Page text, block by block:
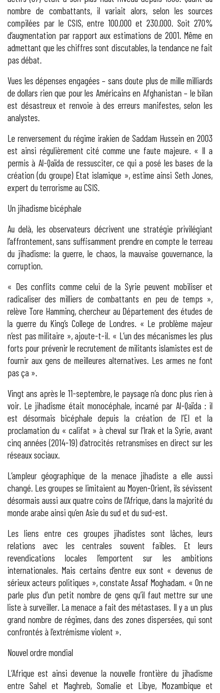
nombre de combattants, il variait alors, selon les sources
compilées par le CSIS, entre 100.000 et 230.000. Soit 270%
d’augmentation par rapport aux estimations de 2001. Même en
admettant que les chiffres sont discutables, la tendance ne fait
pas débat.
Vues les dépenses engagées – sans doute plus de mille milliards
de dollars rien que pour les Américains en Afghanistan – le bilan
est désastreux et renvoie à des erreurs manifestes, selon les
analystes.
Le renversement du régime irakien de Saddam Hussein en 2003
est ainsi régulièrement cité comme une faute majeure. « Il a
permis à Al-Qaïda de ressusciter, ce qui a posé les bases de la
création (du groupe) Etat islamique », estime ainsi Seth Jones,
expert du terrorisme au CSIS.
Un jihadisme bicéphale
Au delà, les observateurs décrivent une stratégie privilégiant
l’affrontement, sans suffisamment prendre en compte le terreau
du jihadisme: la guerre, le chaos, la mauvaise gouvernance, la
corruption.
« Des conflits comme celui de la Syrie peuvent mobiliser et
radicaliser des milliers de combattants en peu de temps »,
relève Tore Hamming, chercheur au Département des études de
la guerre du King’s College de Londres. « Le problème majeur
n’est pas militaire », ajoute-t-il. « L’un des mécanismes les plus
forts pour prévenir le recrutement de militants islamistes est de
fournir aux gens de meilleures alternatives. Les armes ne font
pas ça ».
Vingt ans après le 11-septembre, le paysage n’a donc plus rien à
voir. Le jihadisme était monocéphale, incarné par Al-Qaïda : il
est désormais bicéphale depuis la création de l’EI et la
proclamation du « califat » à cheval sur l’Irak et la Syrie, avant
cinq années (2014-19) d’atrocités retransmises en direct sur les
réseaux sociaux.
L’ampleur géographique de la menace jihadiste a elle aussi
changé. Les groupes se limitaient au Moyen-Orient, ils sévissent
désormais aussi aux quatre coins de l’Afrique, dans la majorité du
monde arabe ainsi qu’en Asie du sud et du sud-est.
Les liens entre ces groupes jihadistes sont lâches, leurs
relations avec les centrales souvent faibles. Et leurs
revendications locales l’emportent sur les ambitions
internationales. Mais certains d’entre eux sont « devenus de
sérieux acteurs politiques », constate Assaf Moghadam. « On ne
parle plus d’un petit nombre de gens qu’il faut mettre sur une
liste à surveiller. La menace a fait des métastases. Il y a un plus
grand nombre de régimes, dans des zones dispersées, qui sont
confrontés à l’extrémisme violent ».
Nouvel ordre mondial
L’Afrique est ainsi devenue la nouvelle frontière du jihadisme
entre Sahel et Maghreb, Somalie et Libye, Mozambique et